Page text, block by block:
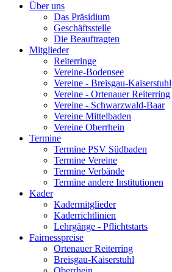
Über uns
Das Präsidium
Geschäftsstelle
Die Beauftragten
Mitglieder
Reiterringe
Vereine-Bodensee
Vereine - Breisgau-Kaiserstuhl
Vereine - Ortenauer Reiterring
Vereine - Schwarzwald-Baar
Vereine Mittelbaden
Vereine Oberrhein
Termine
Termine PSV Südbaden
Termine Vereine
Termine Verbände
Termine andere Institutionen
Kader
Kadermitglieder
Kaderrichtlinien
Lehrgänge - Pflichtstarts
Fairnesspreise
Ortenauer Reiterring
Breisgau-Kaiserstuhl